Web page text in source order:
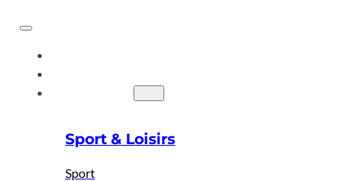
Sport & Loisirs
Sport